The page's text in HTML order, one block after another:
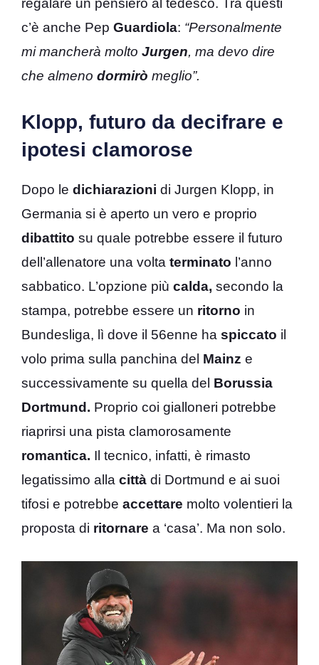
c’è anche Pep Guardiola: “Personalmente
mi mancherà molto Jurgen, ma devo dire
che almeno dormirò meglio”.
Klopp, futuro da decifrare e
ipotesi clamorose
Dopo le dichiarazioni di Jurgen Klopp, in
Germania si è aperto un vero e proprio
dibattito su quale potrebbe essere il futuro
dell’allenatore una volta terminato l’anno
sabbatico. L’opzione più calda, secondo la
stampa, potrebbe essere un ritorno in
Bundesliga, lì dove il 56enne ha spiccato il
volo prima sulla panchina del Mainz e
successivamente su quella del Borussia
Dortmund. Proprio coi gialloneri potrebbe
riaprirsi una pista clamorosamente
romantica. Il tecnico, infatti, è rimasto
legatissimo alla città di Dortmund e ai suoi
tifosi e potrebbe accettare molto volentieri la
proposta di ritornare a ‘casa’. Ma non solo.